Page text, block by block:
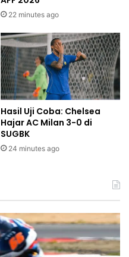
22 minutes ago
Hasil Uji Coba: Chelsea
Hajar AC Milan 3-0 di
SUGBK
24 minutes ago